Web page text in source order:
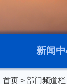
新闻
首页 > 部门频道栏